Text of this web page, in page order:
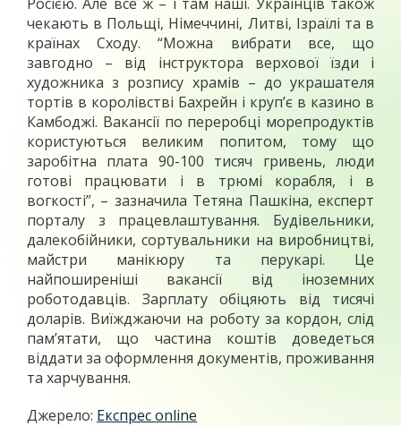
чекають в Польщі, Німеччині, Литві, Ізраїлі та в
країнах Сходу. “Можна вибрати все, що
завгодно – від інструктора верхової їзди і
художника з розпису храмів – до украшателя
тортів в королівстві Бахрейн і круп’є в казино в
Камбоджі. Вакансії по переробці морепродуктів
користуються великим попитом, тому що
заробітна плата 90-100 тисяч гривень, люди
готові працювати і в трюмі корабля, і в
вогкості”, – зазначила Тетяна Пашкіна, експерт
порталу з працевлаштування. Будівельники,
далекобійники, сортувальники на виробництві,
майстри манікюру та перукарі. Це
найпоширеніші вакансії від іноземних
роботодавців. Зарплату обіцяють від тисячі
доларів. Виїжджаючи на роботу за кордон, слід
пам’ятати, що частина коштів доведеться
віддати за оформлення документів, проживання
та харчування.
Джерело: Експрес online